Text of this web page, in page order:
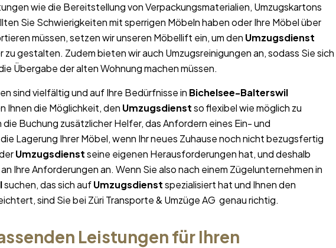
wie die Bereitstellung von Verpackungsmaterialien, Umzugskartons
Sie Schwierigkeiten mit sperrigen Möbeln haben oder Ihre Möbel über
müssen, setzen wir unseren Möbellift ein, um den Umzugsdienst
gestalten. Zudem bieten wir auch Umzugsreinigungen an, sodass Sie sich
Übergabe der alten Wohnung machen müssen.
sind vielfältig und auf Ihre Bedürfnisse in Bichelsee-Balterswil
Ihnen die Möglichkeit, den Umzugsdienstso flexibel wie möglich zu
Buchung zusätzlicher Helfer, das Anfordern eines Ein- und
Lagerung Ihrer Möbel, wenn Ihr neues Zuhause noch nicht bezugsfertig
Umzugsdienstseine eigenen Herausforderungen hat, und deshalb
Ihre Anforderungen an. Wenn Sie also nach einem Zügelunternehmen in
suchen, das sich aufUmzugsdienstspezialisiert hat und Ihnen den
sind Sie bei Züri Transporte & Umzüge AG genau richtig.
Leistungen für Ihren